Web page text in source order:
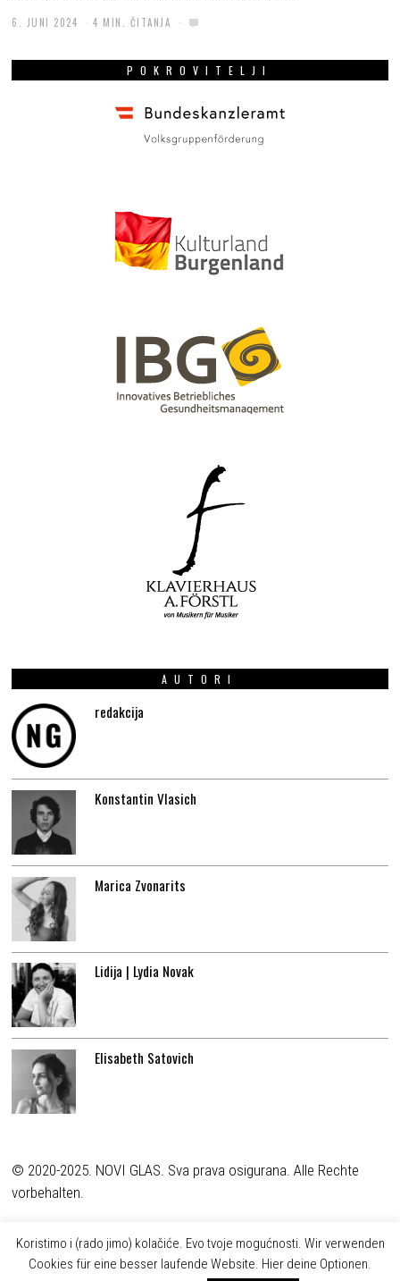
6. JUNI 2024 4 MIN. ČITANJA
POKROVITELJI
AUTORI
redakcija
Konstantin Vlasich
Marica Zvonarits
Lidija | Lydia Novak
Elisabeth Satovich
© 2020-2025. NOVI GLAS. Sva prava osigurana. Alle Rechte
vorbehalten.
Koristimo i (rado jimo) kolačiće. Evo tvoje mogućnosti. Wir verwenden
Cookies für eine besser laufende Website. Hier deine Optionen.